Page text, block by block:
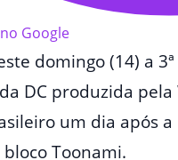
Google
domingo (14) a
DC produzida
um dia após
Toonami.